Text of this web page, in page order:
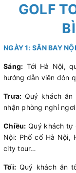
GOLF
NGÀY 1: SÂN BAY
Sáng: Tới Hà Nội,
hướng dẫn viên đón
Trưa: Quý khách
nhận phòng nghỉ ngơi
Chiều: Quý khách tự
Nội: Phố cổ Hà Nội,
city tour…
Tối: Quý khách ăn